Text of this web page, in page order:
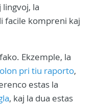
la
facile kompreni kaj
Ekzemple, la
pri tiu raporto,
estas la
, kaj la dua estas